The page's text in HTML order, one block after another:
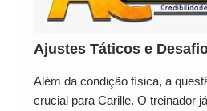
Ajustes Táticos e
Além da condição física, a
crucial para Carille. O treinador